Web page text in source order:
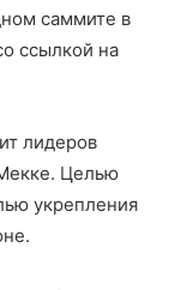
саммите в
ссылкой на
лидеров
Целью
укрепления